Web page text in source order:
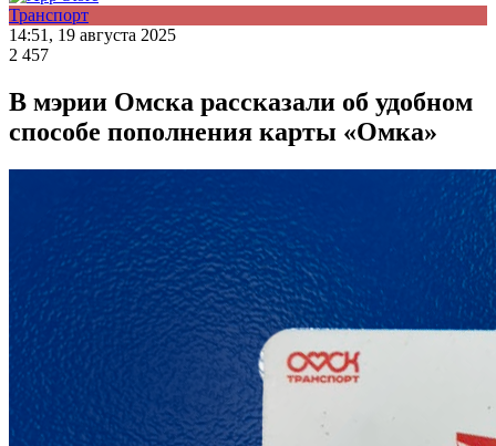
Транспорт
14:51, 19 августа 2025
2 457
В мэрии Омска рассказали об удобном
способе пополнения карты «Омка»